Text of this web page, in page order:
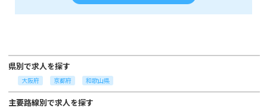
県別で求人を探す
大阪府 京都府 和歌山県
主要路線別で求人を探す